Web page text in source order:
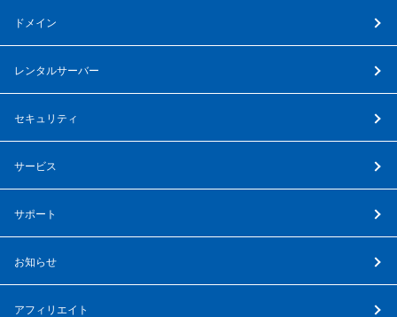
ドメイン
レンタルサーバー
セキュリティ
サービス
サポート
お知らせ
アフィリエイト